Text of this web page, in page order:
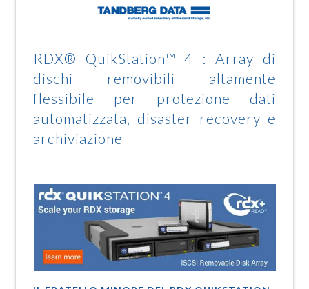
RDX® QuikStation™ 4 : Array di
dischi removibili altamente
flessibile per protezione dati
automatizzata, disaster recovery e
archiviazione